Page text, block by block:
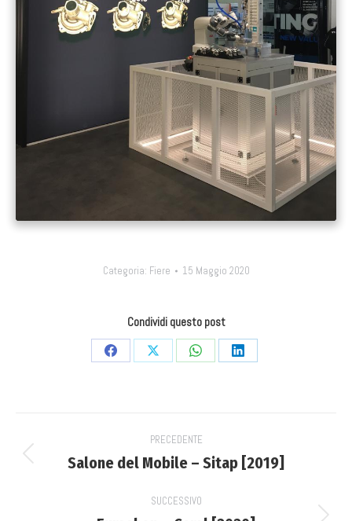
Categoria: Fiere 15 Maggio 2020
Condividi questo post
CondividiCondividiCondividiCondividi
navigation
PRECEDENTE
Previous
Salone del Mobile – Sitap [2019]
SUCCESSIVO